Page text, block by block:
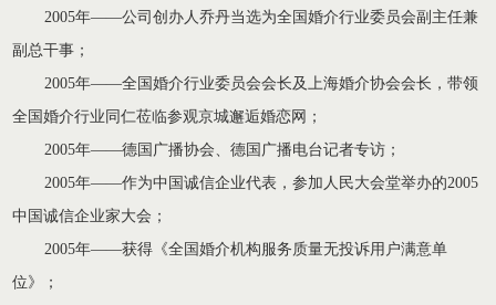
2005年——公司创办人乔丹当选为全国婚介行业委员会副主任兼
副总干事；
2005年——全国婚介行业委员会会长及上海婚介协会会长，带领
全国婚介行业同仁莅临参观京城邂逅婚恋网；
2005年——德国广播协会、德国广播电台记者专访；
2005年——作为中国诚信企业代表，参加人民大会堂举办的2005
中国诚信企业家大会；
2005年——获得《全国婚介机构服务质量无投诉用户满意单
位》；